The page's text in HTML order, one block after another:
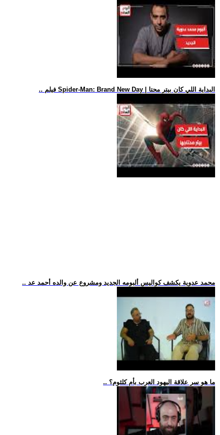
.. فيلم Spider-Man: Brand New Day | البداية اللي كان بيتر محتا
.. محمد عدوية يكشف كواليس ألبومه الجديد ومشروع عن والده أحمد عد
.. ما هو سر علاقة اليهود العرب بأم كلثوم؟